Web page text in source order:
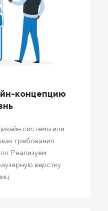
концепцию
системы или
требования
Реализуем
верстку